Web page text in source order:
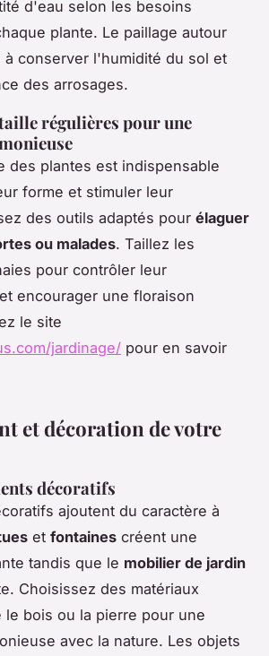
d'eau selon les besoins
plante. Le paillage autour
à conserver l'humidité du sol et
des arrosages.
régulières pour une
des plantes est indispensable
forme et stimuler leur
des outils adaptés pour élaguer
ou malades. Taillez les
pour contrôler leur
encourager une floraison
le site
jardinage/ pour en savoir
et décoration de votre
décoratifs
ajoutent du caractère à
et fontaines créent une
tandis que le mobilier de jardin
Choisissez des matériaux
le bois ou la pierre pour une
avec la nature. Les objets